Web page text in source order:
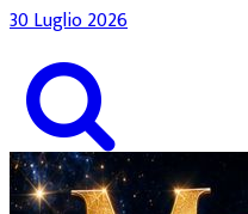
30 Luglio 2026